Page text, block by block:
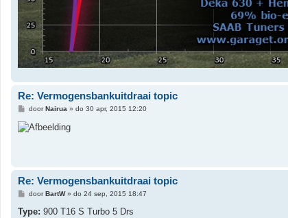
Re: Vermogensbankuitdraai topic
B
r
i
door Nairua» do 30 apr, 2015 12:20
Re: Vermogensbankuitdraai topic
B
r
door BartW» do 24 sep, 2015 18:47
Type: 900 T16 S Turbo 5 Drs